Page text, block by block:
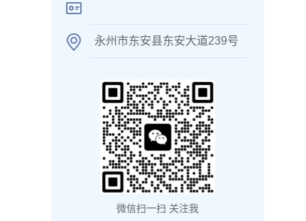
永州市东安县东安大道239号
微信扫一扫 关注我